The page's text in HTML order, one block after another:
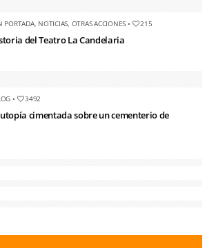
PORTADA, NOTICIAS OTRAS ACCIONES • 215
del Teatro La Candelaria
• 3492
cimentada sobre un cementerio de